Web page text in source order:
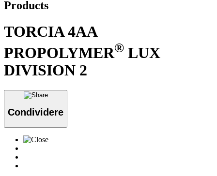
Products
TORCIA 4AA
PROPOLYMER® LUX
DIVISION 2
Condividere